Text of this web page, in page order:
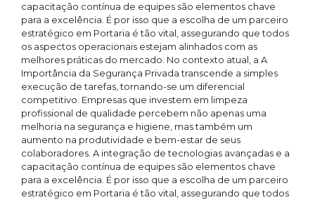
capacitação contínua de equipes são elementos chave
para a excelência. É por isso que a escolha de um parceiro
estratégico em Portaria é tão vital, assegurando que todos
os aspectos operacionais estejam alinhados com as
melhores práticas do mercado. No contexto atual, a A
Importância da Segurança Privada transcende a simples
execução de tarefas, tornando-se um diferencial
competitivo. Empresas que investem em limpeza
profissional de qualidade percebem não apenas uma
melhoria na segurança e higiene, mas também um
aumento na produtividade e bem-estar de seus
colaboradores. A integração de tecnologias avançadas e a
capacitação contínua de equipes são elementos chave
para a excelência. É por isso que a escolha de um parceiro
estratégico em Portaria é tão vital, assegurando que todos